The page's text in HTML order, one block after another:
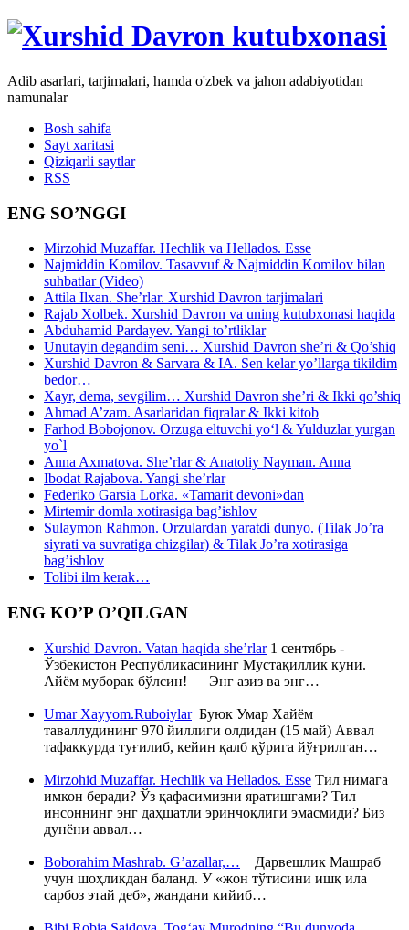
Adib asarlari, tarjimalari, hamda o'zbek va jahon adabiyotidan
namunalar
Bosh sahifa
Sayt xaritasi
Qiziqarli saytlar
RSS
ENG SO’NGGI
Mirzohid Muzaffar. Hechlik va Hellados. Esse
Najmiddin Komilov. Tasavvuf & Najmiddin Komilov bilan
suhbatlar (Video)
Attila Ilxan. She’rlar. Xurshid Davron tarjimalari
Rajab Xolbek. Xurshid Davron va uning kutubxonasi haqida
Abduhamid Pardayev. Yangi to’rtliklar
Unutayin degandim seni… Xurshid Davron she’ri & Qo’shiq
Xurshid Davron & Sarvara & IA. Sen kelar yo’llarga tikildim
bedor…
Xayr, dema, sevgilim… Xurshid Davron she’ri & Ikki qo’shiq
Ahmad A’zam. Asarlaridan fiqralar & Ikki kitob
Farhod Bobojonov. Orzuga eltuvchi yo‘l & Yulduzlar yurgan
yo`l
Anna Axmatova. She’rlar & Anatoliy Nayman. Anna
Ibodat Rajabova. Yangi she’rlar
Federiko Garsia Lorka. «Tamarit devoni»dan
Mirtemir domla xotirasiga bag’ishlov
Sulaymon Rahmon. Orzulardan yaratdi dunyo. (Tilak Jo’ra
siyrati va suvratiga chizgilar) & Tilak Jo’ra xotirasiga
bag’ishlov
Tolibi ilm kerak…
ENG KO’P O’QILGAN
Xurshid Davron. Vatan haqida she’rlar1 сентябрь -
Ўзбекистон Республикасининг Мустақиллик куни.
Айём муборак бўлсин! Энг азиз ва энг…
Umar Xayyom.RuboiylarБуюк Умар Хайём
таваллудининг 970 йиллиги олдидан (15 май) Аввал
тафаккурда туғилиб, кейин қалб қўрига йўғрилган…
Mirzohid Muzaffar. Hechlik va Hellados. Esse Тил нимага
имкон беради? Ўз қафасимизни яратишгами? Тил
инсоннинг энг даҳшатли эринчоқлиги эмасмиди? Биз
дунёни аввал…
Boborahim Mashrab. G’azallar,… Дарвешлик Машраб
учун шоҳликдан баланд. У «жон тўтисини ишқ ила
сарбоз этай деб», жандани кийиб…